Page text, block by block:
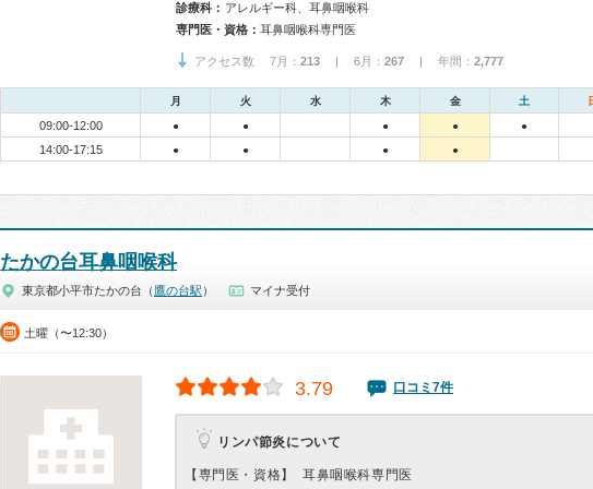
診療科： アレルギー科、耳鼻咽喉科
専門医・資格： 耳鼻咽喉科専門医
アクセス数 7月： 213 | 6月： 267 | 年間： 2,777
月 火 水 木 金 土
09:00-12:00 ● ● ● ● ●
14:00-17:15 ● ● ● ●
たかの台耳鼻咽喉科
東京都小平市たかの台（ 鷹の台駅 ） マイナ受付
土曜（〜12:30）
3.79 口コミ7件
リンパ節炎について
【専門医・資格】 耳鼻咽喉科専門医